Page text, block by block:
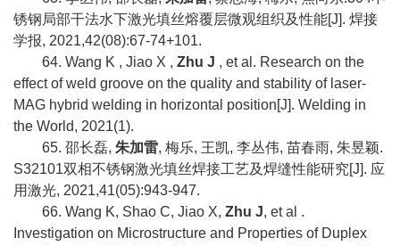
锈钢局部干法水下激光填丝熔覆层微观组织及性能[J]. 焊接
学报, 2021,42(08):67-74+101.
64. Wang K , Jiao X , Zhu J , et al. Research on the
effect of weld groove on the quality and stability of laser-
MAG hybrid welding in horizontal position[J]. Welding in
the World, 2021(1).
65. 邵长磊, 朱加雷, 梅乐, 王凯, 李丛伟, 苗春雨, 朱昱颖.
S32101双相不锈钢激光填丝焊接工艺及焊缝性能研究[J]. 应
用激光, 2021,41(05):943-947.
66. Wang K, Shao C, Jiao X, Zhu J, et al .
Investigation on Microstructure and Properties of Duplex